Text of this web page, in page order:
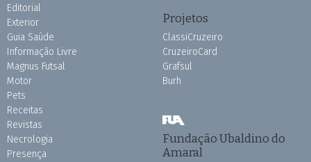
Editorial
Exterior
Guia Saúde
Informação Livre
Magnus Futsal
Motor
Pets
Receitas
Revistas
Necrologia
Presença
Projetos
ClassiCruzeiro
CruzeiroCard
Grafsul
Burh
Fundação Ubaldino do
Amaral